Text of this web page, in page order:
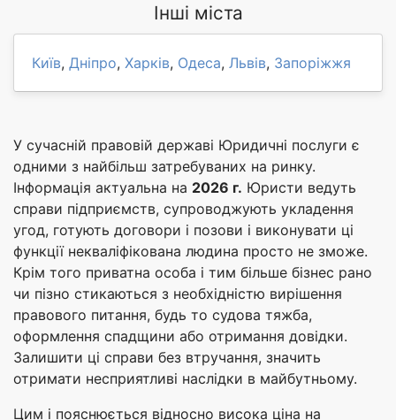
Інші міста
Київ, Дніпро, Харків, Одеса, Львів, Запоріжжя
У сучасній правовій державі Юридичні послуги є
одними з найбільш затребуваних на ринку.
Інформація актуальна на 2026 г. Юристи ведуть
справи підприємств, супроводжують укладення
угод, готують договори і позови і виконувати ці
функції некваліфікована людина просто не зможе.
Крім того приватна особа і тим більше бізнес рано
чи пізно стикаються з необхідністю вирішення
правового питання, будь то судова тяжба,
оформлення спадщини або отримання довідки.
Залишити ці справи без втручання, значить
отримати несприятливі наслідки в майбутньому.
Цим і пояснюється відносно висока ціна на